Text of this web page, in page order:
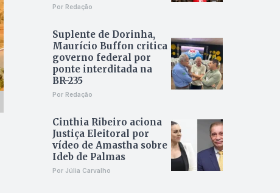
Por Redação
Suplente de Dorinha,
Maurício Buffon critica
governo federal por
ponte interditada na
BR-235
Por Redação
Cinthia Ribeiro aciona
Justiça Eleitoral por
vídeo de Amastha sobre
Ideb de Palmas
Por Júlia Carvalho